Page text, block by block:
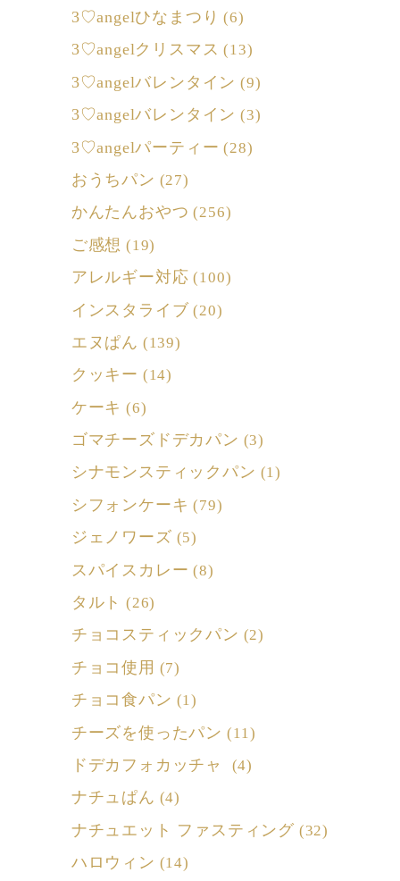
3♡angelひなまつり (6)
3♡angelクリスマス (13)
3♡angelバレンタイン (9)
3♡angelバレンタイン (3)
3♡angelパーティー (28)
おうちパン (27)
かんたんおやつ (256)
ご感想 (19)
アレルギー対応 (100)
インスタライブ (20)
エヌぱん (139)
クッキー (14)
ケーキ (6)
ゴマチーズドデカパン (3)
シナモンスティックパン (1)
シフォンケーキ (79)
ジェノワーズ (5)
スパイスカレー (8)
タルト (26)
チョコスティックパン (2)
チョコ使用 (7)
チョコ食パン (1)
チーズを使ったパン (11)
ドデカフォカッチャ (4)
ナチュぱん (4)
ナチュエット ファスティング (32)
ハロウィン (14)